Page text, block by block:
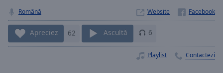
live,
currently
behind
LIVE
Remaining
Română Website
Apreciez 62 Ascultă 6
Playlist Contactezi